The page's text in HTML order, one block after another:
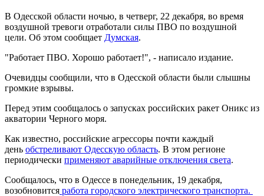
В Одесской области ночью, в четверг, 22 декабря, во время
воздушной тревоги отработали силы ПВО по воздушной
цели. Об этом сообщает Думская.
"Работает ПВО. Хорошо работает!", - написало издание.
Очевидцы сообщили, что в Одесской области были слышны
громкие взрывы.
Перед этим сообщалось о запусках российских ракет Оникс из
акватории Черного моря.
Как известно, российские агрессоры почти каждый
день обстреливают Одесскую область. В этом регионе
периодически применяют аварийные отключения света.
Сообщалось, что в Одессе в понедельник, 19 декабря,
возобновится работа городского электрического транспорта.